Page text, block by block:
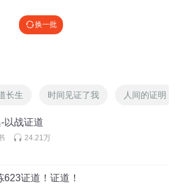
到了教臣七重天。厉害
伙取名叫秦凡呢？
分的善良啊
换一批
长生 时间见证了我 人间的证明
以战证道
24.21万
623证道！证道！